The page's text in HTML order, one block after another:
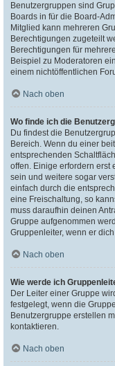
Benutzergruppen sind
Boards in für die Board-
Mitglied kann mehreren
Berechtigungen zugeteilt
Berechtigungen für
Beispiel zu Moderatoren
einem nichtöffentlichen
Nach oben
Wo finde ich die
Du findest die
Bereich. Wenn du einer
entsprechenden
offen. Einige erfordern erst
sein und weitere sogar
einfach durch die
eine Freischaltung, so
muss daraufhin deinen
Gruppe aufgenommen
Gruppenleiter, wenn er
Nach oben
Wie werde ich
Der Leiter einer Gruppe
festgelegt, wenn die
Benutzergruppe erstellen
kontaktieren.
Nach oben